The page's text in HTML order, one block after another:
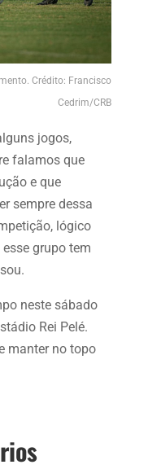
Crédito: Francisco
Cedrim/CRB
jogos,
falamos que
e que
sempre dessa
lógico
grupo tem
neste sábado
Rei Pelé.
manter no topo